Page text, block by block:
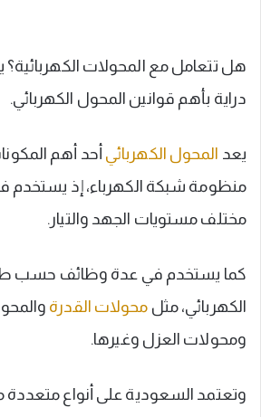
هل تتعامل مع المحولات
دراية بأهم قوانين المحول الكهربائي.
يعد المحول الكهربائي أحد أهم
منظومة شبكة الكهرباء، إذ يستخدم
مختلف مستويات الجهد والتيار.
كما يستخدم في عدة وظائف حسب
الكهربائي، مثل محولات القدرة
ومحولات العزل وغيرها.
وتعتمد السعودية على أنواع